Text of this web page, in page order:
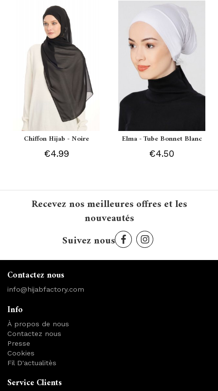
Chiffon Hijab - Noire
€4.99
Elma - Tube Bonnet Blanc
€4.50
Recevez nos meilleures offres et les
nouveautés
Suivez nous
Contactez nous
info@hijabfactory.com
Info
À propos de nous
Contactez nous
Presse
Cookies
Fil D'actualitès
Service Clients